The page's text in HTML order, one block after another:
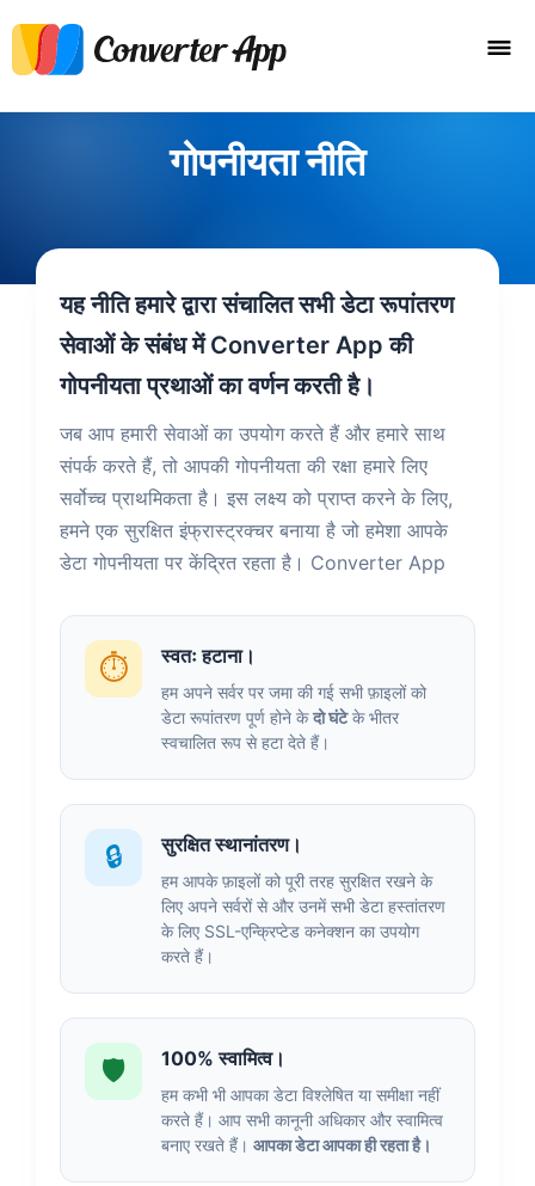
गोपनीयता नीति
यह नीति हमारे द्वारा संचालित सभी डेटा रूपांतरण
सेवाओं के संबंध में Converter App की
गोपनीयता प्रथाओं का वर्णन करती है।
जब आप हमारी सेवाओं का उपयोग करते हैं और हमारे साथ
संपर्क करते हैं, तो आपकी गोपनीयता की रक्षा हमारे लिए
सर्वोच्च प्राथमिकता है। इस लक्ष्य को प्राप्त करने के लिए,
हमने एक सुरक्षित इंफ्रास्ट्रक्चर बनाया है जो हमेशा आपके
डेटा गोपनीयता पर केंद्रित रहता है। Converter App
⏱️ स्वतः हटाना।
हम अपने सर्वर पर जमा की गई सभी फ़ाइलों को
डेटा रूपांतरण पूर्ण होने केदो घंटेके भीतर
स्वचालित रूप से हटा देते हैं।
🔒 सुरक्षित स्थानांतरण।
हम आपके फ़ाइलों को पूरी तरह सुरक्षित रखने के
लिए अपने सर्वरों से और उनमें सभी डेटा हस्तांतरण
के लिए SSL-एन्क्रिप्टेड कनेक्शन का उपयोग
करते हैं।
🛡️ 100% स्वामित्व।
हम कभी भी आपका डेटा विश्लेषित या समीक्षा नहीं
करते हैं। आप सभी कानूनी अधिकार और स्वामित्व
बनाए रखते हैं। आपका डेटा आपका ही रहता है।